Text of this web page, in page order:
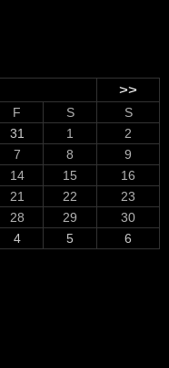
>>
F S
S
31 1
2
7 8
9
14 15
16
21 22
23
28 29
30
4 5 6